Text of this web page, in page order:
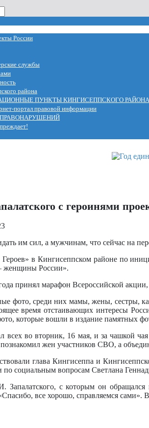
России
службы
района
ПУНКТЫ КИНГИСЕППСКОГО РАЙОНА
портал правовой информации
с героинями
им сил, а мужчинам, что сейчас на
в Кингисеппском районе по
женщины России».
принял марафон Всероссийской
фото, среди них мамы, жены, сестры,
время отстаивающих интересы
которые вошли в издание памятных
всех во вторник, 16 мая, и за чашкой
познакомил жен участников СВО, а
глава Кингисеппа и
социальным вопросам Светлана
с которым он
все хорошо, справляемся